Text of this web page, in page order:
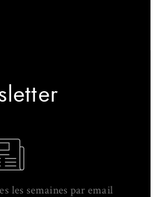
les semaines par email